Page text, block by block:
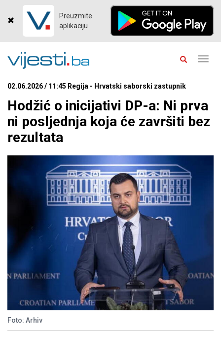
Preuzmite
aplikaciju
02.06.2026 / 11:45 Regija - Hrvatski saborski zastupnik
Hodžić o inicijativi DP-a: Ni prva
ni posljednja koja će završiti bez
rezultata
Foto: Arhiv